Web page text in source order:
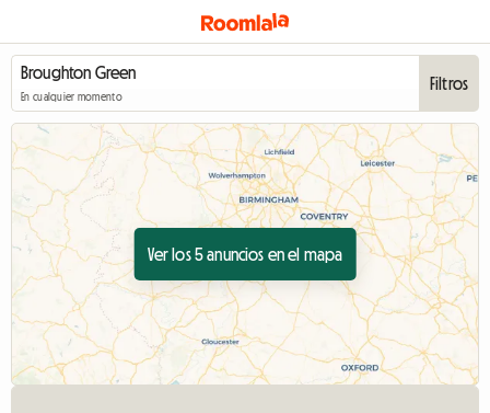
En cualquier momento
Filtros
Ver los 5 anuncios en el mapa